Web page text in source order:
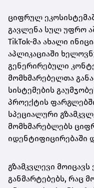
ციფრულ
გავლენა სულ უფრო
TikTok-მა ახალი
აპლიკაციაში
გენერირებული
მომხმარებელთა
სისტემების
პროექტის
სპეციალური
მომხმარებლებს
იდენტიფიცირებაში
გზამკვლევი
განმარტებებს, რაც